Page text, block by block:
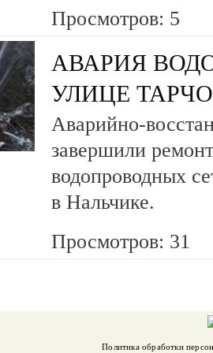
Просмотров: 5
АВАРИЯ
УЛИЦЕ
Аварийно-
завершили
водопроводных
в Нальчике.
Просмотров: 31
Политика обработки